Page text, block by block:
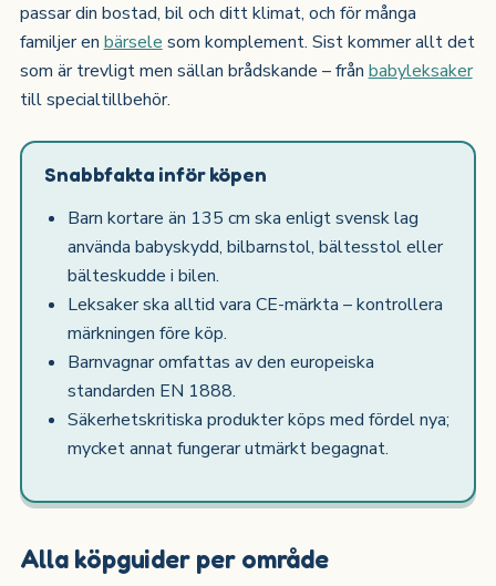
passar din bostad, bil och ditt klimat, och för många
familjer enbärselesom komplement. Sist kommer allt det
som är trevligt men sällan brådskande – frånbabyleksaker
till specialtillbehör.
Snabbfakta inför köpen
Barn kortare än 135 cm ska enligt svensk lag
använda babyskydd, bilbarnstol, bältesstol eller
bälteskudde i bilen.
Leksaker ska alltid vara CE-märkta – kontrollera
märkningen före köp.
Barnvagnar omfattas av den europeiska
standarden EN 1888.
Säkerhetskritiska produkter köps med fördel nya;
mycket annat fungerar utmärkt begagnat.
Alla köpguider per område